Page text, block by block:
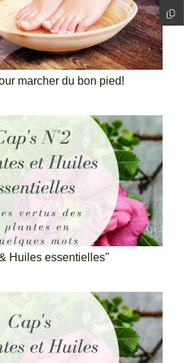
marcher du bon pied!
Huiles essentielles"